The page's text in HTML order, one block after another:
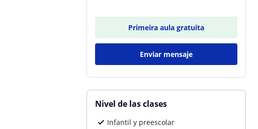
Primeira aula gratuita
Enviar mensaje
Nivel de las clases
Infantil y preescolar